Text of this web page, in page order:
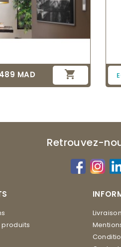
Prix
489 MAD 
Retrouvez-
produits
Livraison